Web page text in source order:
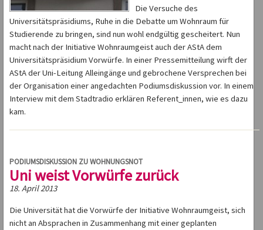
Die Versuche des
Universitätspräsidiums, Ruhe in die Debatte um Wohnraum für
Studierende zu bringen, sind nun wohl endgültig gescheitert. Nun
macht nach der Initiative Wohnraumgeist auch der AStA dem
Universitätspräsidium Vorwürfe. In einer Pressemitteilung wirft der
AStA der Uni-Leitung Alleingänge und gebrochene Versprechen bei
der Organisation einer angedachten Podiumsdiskussion vor. In einem
Interview mit dem Stadtradio erklären Referent_innen, wie es dazu
kam.
PODIUMSDISKUSSION ZU WOHNUNGSNOT
Uni weist Vorwürfe zurück
18. April 2013
Die Universität hat die Vorwürfe der Initiative Wohnraumgeist, sich
nicht an Absprachen in Zusammenhang mit einer geplanten